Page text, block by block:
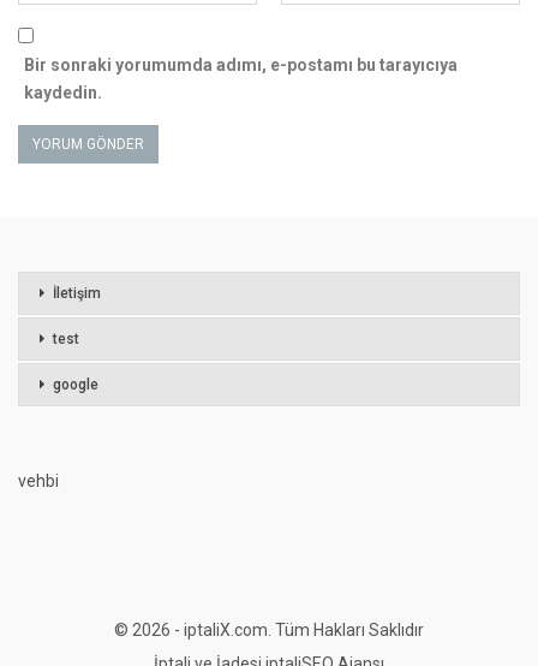
Bir sonraki yorumumda adımı, e-postamı bu tarayıcıya
kaydedin.
İletişim
test
google
vehbi
© 2026 - iptaliX.com. Tüm Hakları Saklıdır